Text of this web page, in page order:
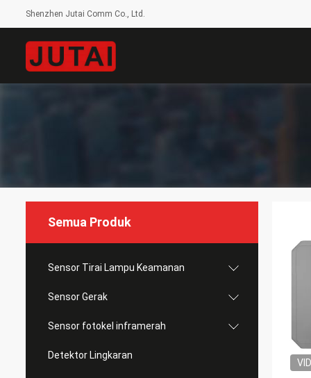
Shenzhen Jutai Comm Co., Ltd.
Semua Produk
Sensor Tirai Lampu Keamanan
Sensor Gerak
Sensor fotokel inframerah
Detektor Lingkaran